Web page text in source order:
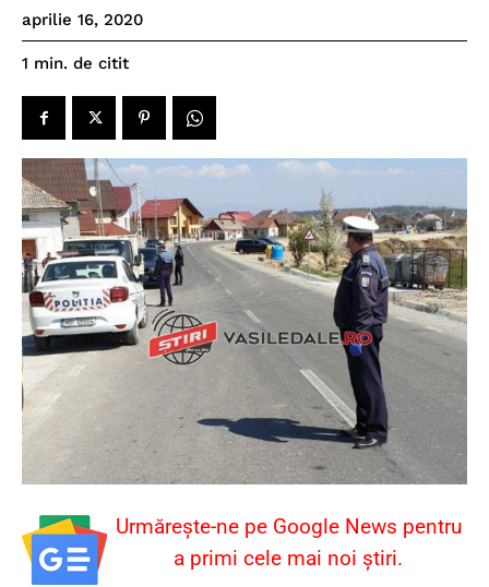
aprilie 16, 2020
1 min. de citit
Urmărește-ne pe Google News pentru
a primi cele mai noi știri.